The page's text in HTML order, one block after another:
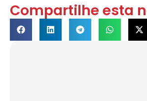
Compartilhe esta